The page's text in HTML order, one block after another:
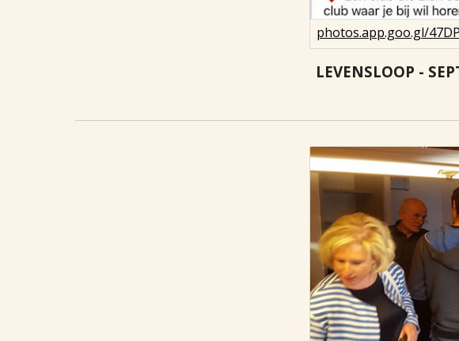
photos.app.goo.gl/
LEVENSLOOP -